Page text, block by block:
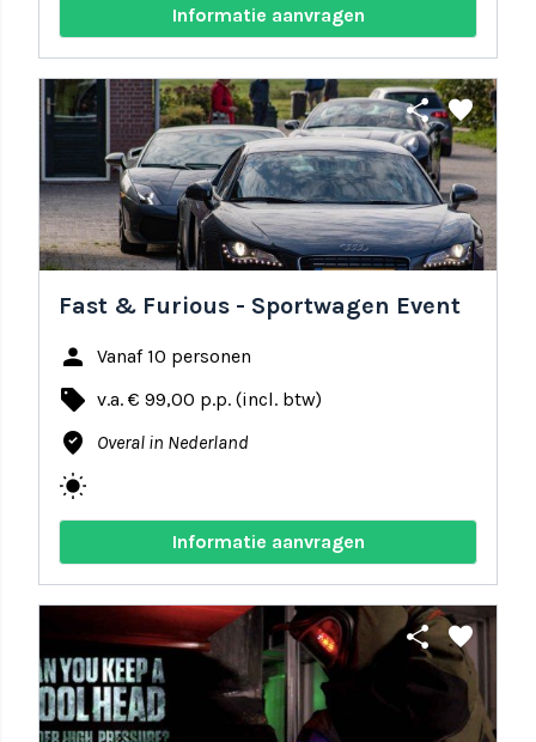
Informatie aanvragen
share favorite
Fast & Furious - Sportwagen Event
person Vanaf 10 personen
local_offer v.a. € 99,00 p.p. (incl. btw)
where_to_vote Overal in Nederland
wb_sunny
Informatie aanvragen
share favorite